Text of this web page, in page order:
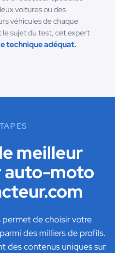
voitures ou des
véhicules de chaque
sujet du test, cet expert
technique adéquat.
meilleur
auto-moto
permet de choisir votre
des milliers de profils.
des contenus uniques sur